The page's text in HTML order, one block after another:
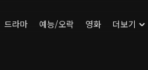
드라마 예능/오락 영화 더보기